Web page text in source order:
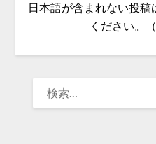
日本語が含まれない投
ください。